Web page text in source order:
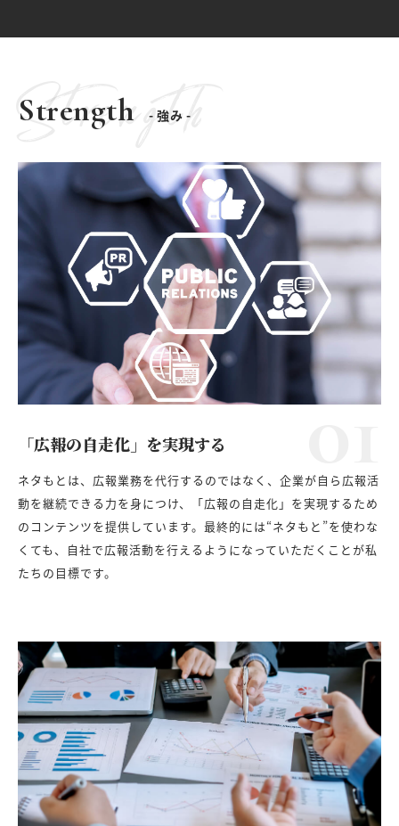
Strength - 強み -
Strength
01
「広報の自走化」を実現する
ネタもとは、広報業務を代行するのではなく、企業が自ら広報活
動を継続できる力を身につけ、「広報の自走化」を実現するため
のコンテンツを提供しています。最終的には“ネタもと”を使わな
くても、自社で広報活動を行えるようになっていただくことが私
たちの目標です。